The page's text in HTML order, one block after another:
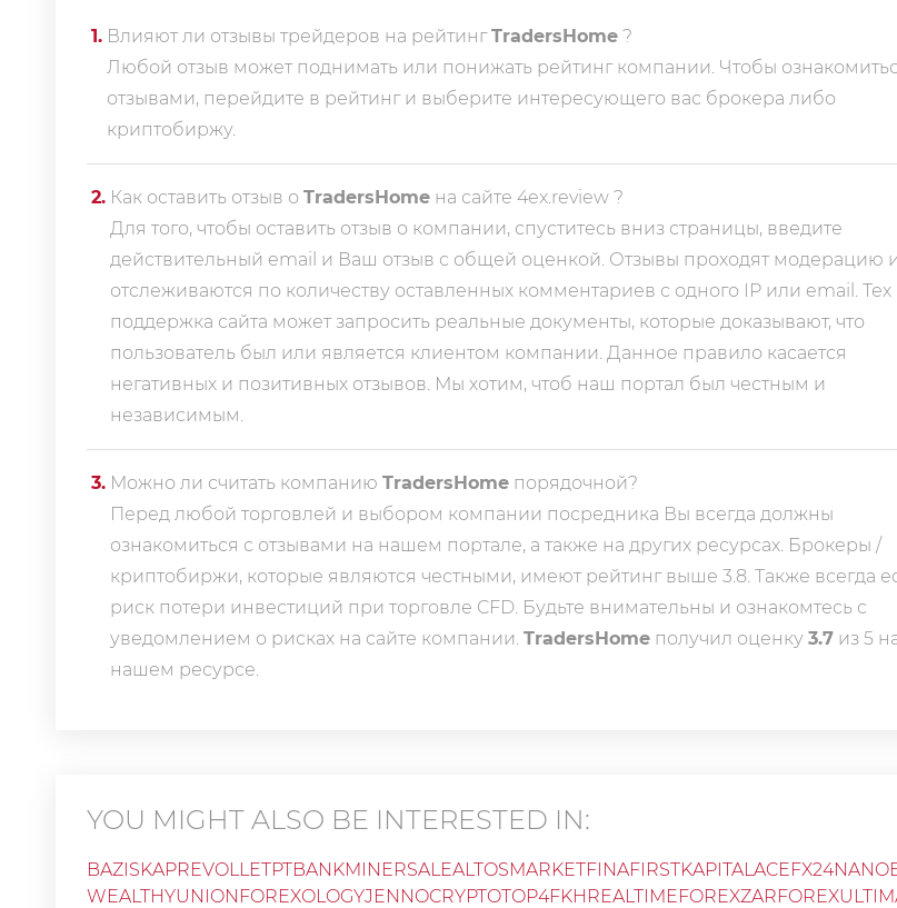
1. Влияют ли отзывы трейдеров на рейтингTradersHome ?
Любой отзыв может поднимать или понижать рейтинг компании. Чтобы
отзывами, перейдите в рейтинг и выберите интересующего вас брокера либо
криптобиржу.
2. Как оставить отзыв о TradersHome на сайте 4ex.review ?
Для того, чтобы оставить отзыв о компании, спуститесь вниз страницы, введите
действительный email и Ваш отзыв с общей оценкой. Отзывы проходят модерацию и
отслеживаются по количеству оставленных комментариев с одного IP или email. Тех
поддержка сайта может запросить реальные документы, которые доказывают, что
пользователь был или является клиентом компании. Данное правило касается
негативных и позитивных отзывов. Мы хотим, чтоб наш портал был честным и
независимым.
3. Можно ли считать компанию TradersHome порядочной?
Перед любой торговлей и выбором компании посредника Вы всегда должны
ознакомиться с отзывами на нашем портале, а также на других ресурсах. Брокеры /
криптобиржи, которые являются честными, имеют рейтинг выше 3.8. Также всегда
риск потери инвестиций при торговле CFD. Будьте внимательны и ознакомтесь с
уведомлением о рисках на сайте компании. TradersHome получил оценку 3.7 из 5
нашем ресурсе.
YOU MIGHT ALSO BE INTERESTED IN:
BAZISKAPREVOLLETPTBANKMINERSALEALTOSMARKETFINAFIRSTKAPITALACEFX24
WEALTHYUNION FOREXOLOGYJENNOCRYPTOTOP4FKH REALTIMEFOREXZARFOREX